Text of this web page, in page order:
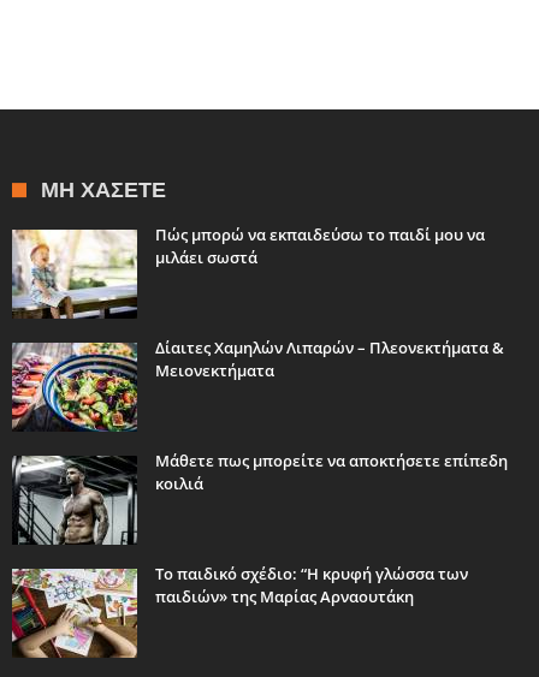
ΜΗ ΧΆΣΕΤΕ
Πώς μπορώ να εκπαιδεύσω το παιδί μου να
μιλάει σωστά
Δίαιτες Χαμηλών Λιπαρών – Πλεονεκτήματα &
Μειονεκτήματα
Μάθετε πως μπορείτε να αποκτήσετε επίπεδη
κοιλιά
Το παιδικό σχέδιο: “Η κρυφή γλώσσα των
παιδιών» της Μαρίας Αρναουτάκη